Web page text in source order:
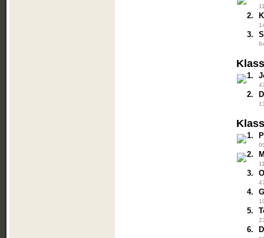
2.
3.
1.
2.
1.
2.
3.
4.
5.
6.